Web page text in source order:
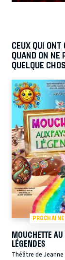
CEUX QUI
QUAND ON NE
QUELQUE
MOUCHETTE
LÉGENDES
Théâtre de Jeanne